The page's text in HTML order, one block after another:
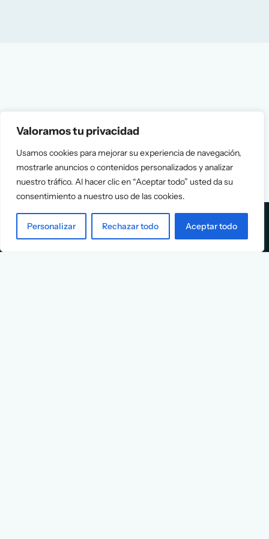
Valoramos tu privacidad
Usamos cookies para mejorar su experiencia de navegación,
mostrarle anuncios o contenidos personalizados y analizar
nuestro tráfico. Al hacer clic en “Aceptar todo” usted da su
consentimiento a nuestro uso de las cookies.
Personalizar Rechazar todo Aceptar todo